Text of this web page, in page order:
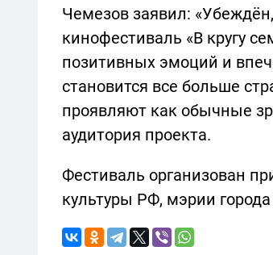
Чемезов заявил:
кинофестиваль «В кругу
позитивных эмоций и
становится все больше
проявляют как обычные
аудитория проекта.
Фестиваль организован
культуры РФ, мэрии